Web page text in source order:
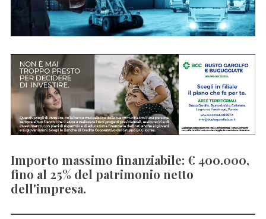
Importo massimo finanziabile: € 400.000,
fino al 25% del patrimonio netto
dell'impresa.